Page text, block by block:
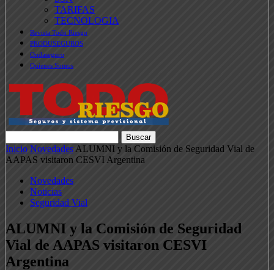
TARIFAS
TECNOLOGIA
Revista Todo Riesgo
PRODUSEGUROS
Ondaseguro
Quienes Somos
Inicio Novedades ALUMNI y la Comisión de Seguridad Vial de
AAPAS visitaron CESVI Argentina
Novedades
Noticias
Seguridad Vial
ALUMNI y la Comisión de Seguridad
Vial de AAPAS visitaron CESVI
Argentina